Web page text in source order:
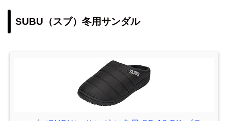
SUBU（スブ）冬用サンダル